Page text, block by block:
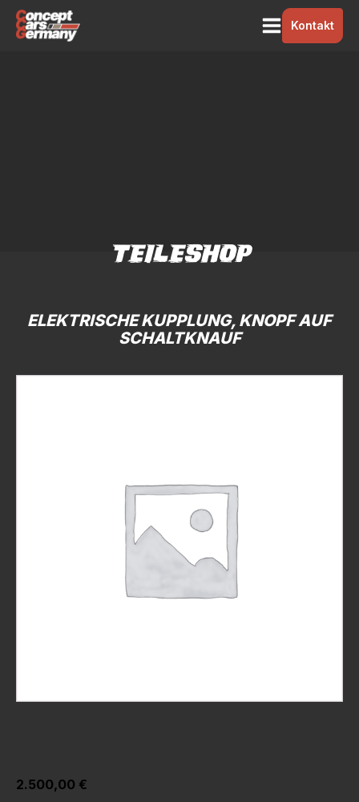
Kontakt
TEILESHOP
ELEKTRISCHE KUPPLUNG, KNOPF AUF
SCHALTKNAUF
2.500,00 €